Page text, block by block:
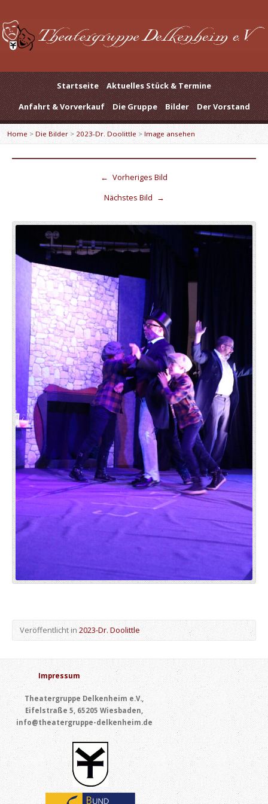
Startseite
Aktuelles Stück & Termine
Anfahrt & Vorverkauf
Die Gruppe Bilder Der Vorstand
Home > Die Bilder> 2023-Dr. Doolittle> Image ansehen
← Vorheriges Bild
Nächstes Bild →
Veröffentlicht in2023-Dr. Doolittle
Impressum
Theatergruppe Delkenheim e.V.,
Eifelstraße 5, 65205 Wiesbaden,
info@theatergruppe-delkenheim.de